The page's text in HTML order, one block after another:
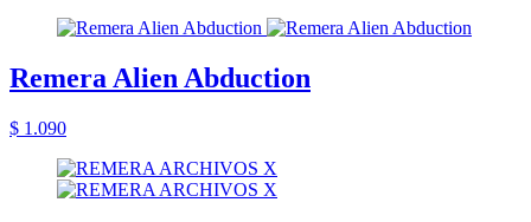
Remera Alien Abduction
$ 1.090